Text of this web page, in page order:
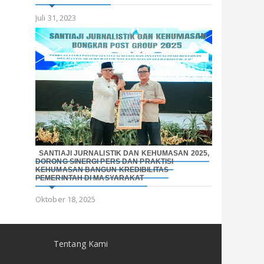
Juli 31, 2023
SANTIAJI JURNALISTIK DAN KEHUMASAN 2025,
DORONG SINERGI PERS DAN PRAKTISI
KEHUMASAN BANGUN KREDIBILITAS
PEMERINTAH DI MASYARAKAT
Oktober 18, 2025
Tentang Kami